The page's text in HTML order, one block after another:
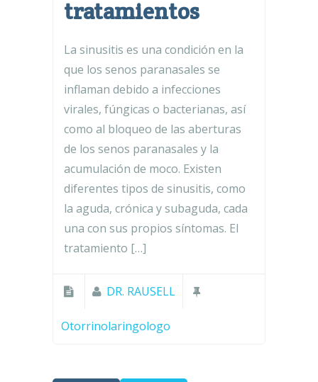
tratamientos
La sinusitis es una condición en la
que los senos paranasales se
inflaman debido a infecciones
virales, fúngicas o bacterianas, así
como al bloqueo de las aberturas
de los senos paranasales y la
acumulación de moco. Existen
diferentes tipos de sinusitis, como
la aguda, crónica y subaguda, cada
una con sus propios síntomas. El
tratamiento […]
DR. RAUSELL
Otorrinolaringologo